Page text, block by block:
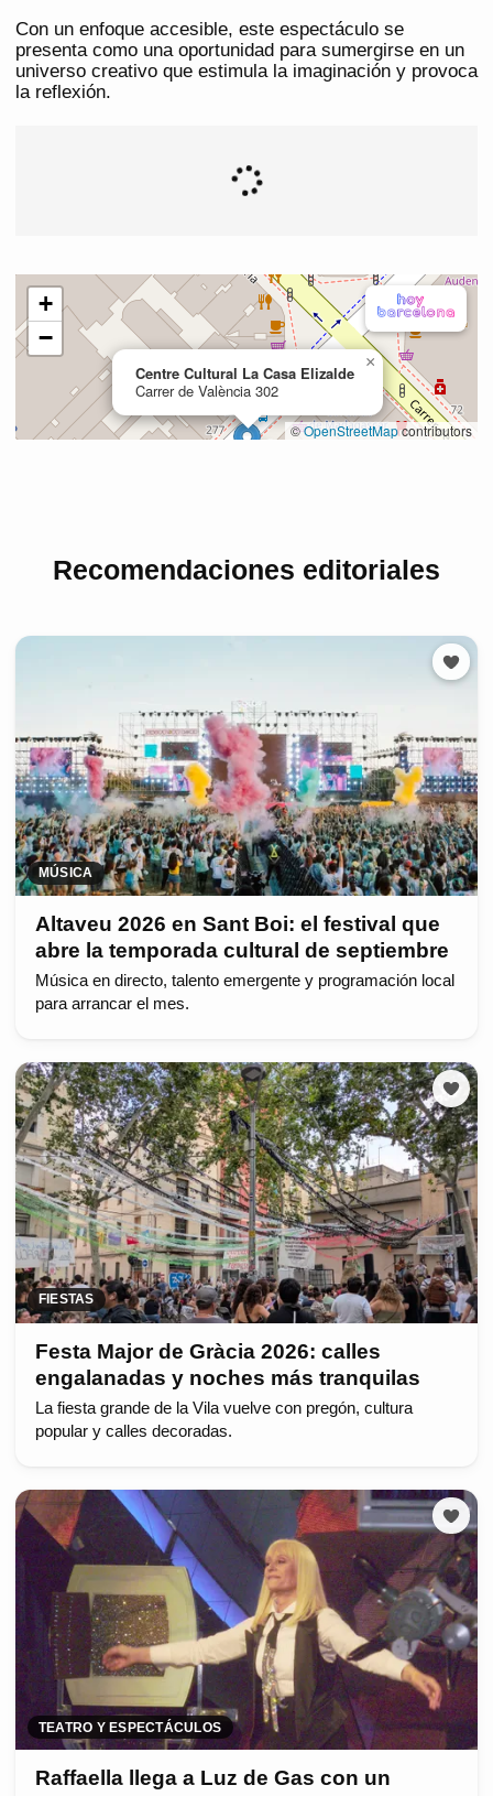
Con un enfoque accesible, este espectáculo se
presenta como una oportunidad para sumergirse en un
universo creativo que estimula la imaginación y provoca
la reflexión.
Recomendaciones editoriales
MÚSICA
Altaveu 2026 en Sant Boi: el festival que
abre la temporada cultural de septiembre
Música en directo, talento emergente y programación local
para arrancar el mes.
FIESTAS
Festa Major de Gràcia 2026: calles
engalanadas y noches más tranquilas
La fiesta grande de la Vila vuelve con pregón, cultura
popular y calles decoradas.
TEATRO Y ESPECTÁCULOS
Raffaella llega a Luz de Gas con un